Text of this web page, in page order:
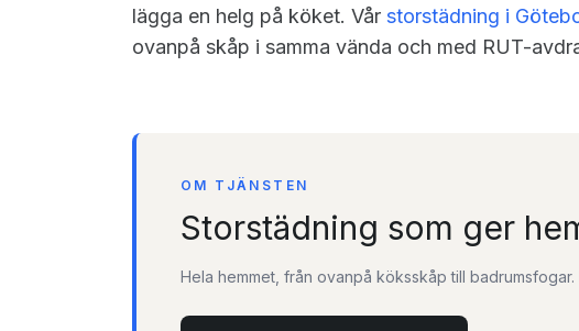
lägga en helg på köket. Vår storstädning i
ovanpå skåp i samma vända och med RUT-
OM TJÄNSTEN
Storstädning som ger
Hela hemmet, från ovanpå köksskåp till badrumsfogar.